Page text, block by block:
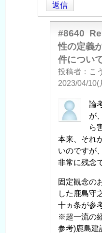
て
い
」
返信
#8640
性の定義
件につい
投稿者 こう
2023/04/10(
虹
製
屋
さ
ん
よ
る
「 Re:
建
論
が
ら
本来、それ
いのですが
非常に残念
固定観念の
した鹿島守
十ヵ条が参
※超一流の
参考)鹿島